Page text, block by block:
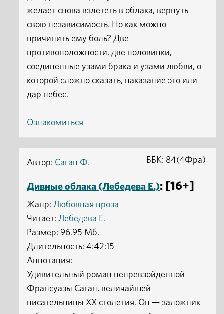
желает снова взлететь в облака, вернуть
свою независимость. Но как можно
причинить ему боль? Две
противоположности, две половинки,
соединенные узами брака и узами любви, о
которой сложно сказать, наказание это или
дар небес.
Ознакомиться
Автор: Саган Ф.
Дивные облака (Лебедева Е.): [16+]
Жанр: Любовная проза
Читает: Лебедева Е.
ББК: 84(4Фра)
Размер: 96.95 Мб.
Длительность: 4:42:15
Аннотация:
Удивительный роман непревзойденной
Франсуазы Саган, величайшей
писательницы XX столетия. Он — заложник